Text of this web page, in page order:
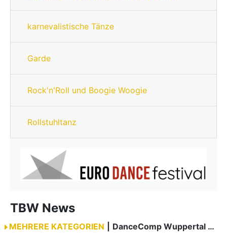
karnevalistische Tänze
Garde
Rock'n'Roll und Boogie Woogie
Rollstuhltanz
TBW News
MEHRERE KATEGORIEN
DanceComp Wuppertal 2026